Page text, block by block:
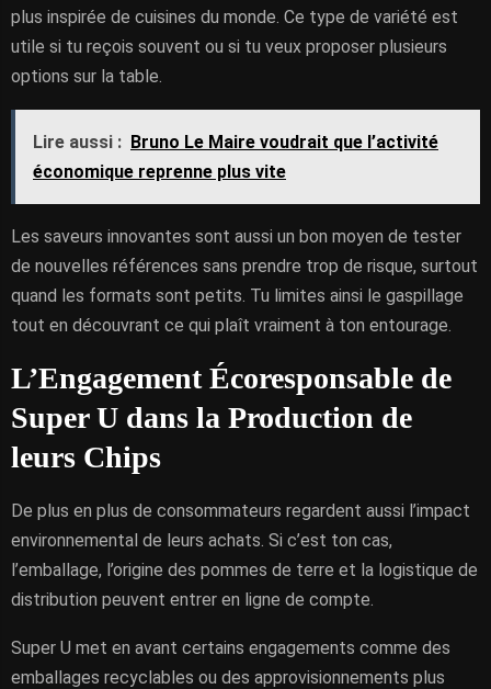
plus inspirée de cuisines du monde. Ce type de variété est
utile si tu reçois souvent ou si tu veux proposer plusieurs
options sur la table.
Lire aussi : Bruno Le Maire voudrait que l’activité
économique reprenne plus vite
Les saveurs innovantes sont aussi un bon moyen de tester
de nouvelles références sans prendre trop de risque, surtout
quand les formats sont petits. Tu limites ainsi le gaspillage
tout en découvrant ce qui plaît vraiment à ton entourage.
L’Engagement Écoresponsable de
Super U dans la Production de
leurs Chips
De plus en plus de consommateurs regardent aussi l’impact
environnemental de leurs achats. Si c’est ton cas,
l’emballage, l’origine des pommes de terre et la logistique de
distribution peuvent entrer en ligne de compte.
Super U met en avant certains engagements comme des
emballages recyclables ou des approvisionnements plus